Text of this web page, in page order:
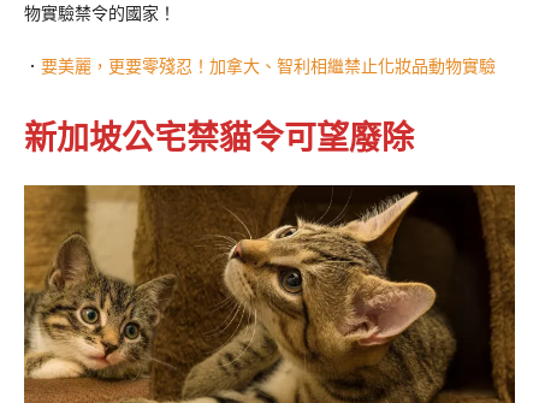
物實驗禁令的國家！
． 要美麗，更要零殘忍！加拿大、智利相繼禁止化妝品動物實驗
新加坡公宅禁貓令可望廢除